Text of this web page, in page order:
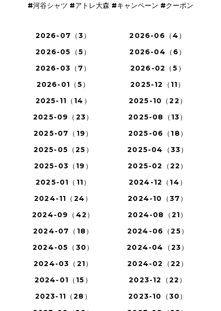
#河谷シャツ #アトレ大森 #キャンペーン #クーポン
2026-07（3）
2026-06（4）
2026-05（5）
2026-04（6）
2026-03（7）
2026-02（5）
2026-01（5）
2025-12（11）
2025-11（14）
2025-10（22）
2025-09（23）
2025-08（13）
2025-07（19）
2025-06（18）
2025-05（25）
2025-04（33）
2025-03（19）
2025-02（22）
2025-01（11）
2024-12（14）
2024-11（24）
2024-10（37）
2024-09（42）
2024-08（21）
2024-07（18）
2024-06（25）
2024-05（30）
2024-04（23）
2024-03（21）
2024-02（22）
2024-01（15）
2023-12（22）
2023-11（28）
2023-10（30）